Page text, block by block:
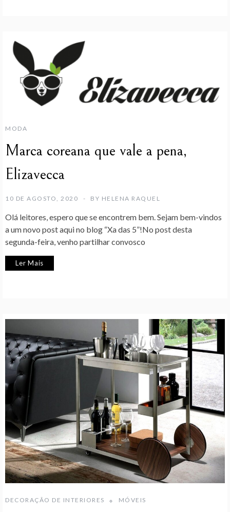
MODA
Marca coreana que vale a pena,
Elizavecca
10 DE AGOSTO, 2020 BY HELENA RAQUEL
Olá leitores, espero que se encontrem bem. Sejam bem-vindos
a um novo post aqui no blog “Xa das 5”!No post desta
segunda-feira, venho partilhar convosco
Ler Mais
DECORAÇÃO DE INTERIORES MÓVEIS